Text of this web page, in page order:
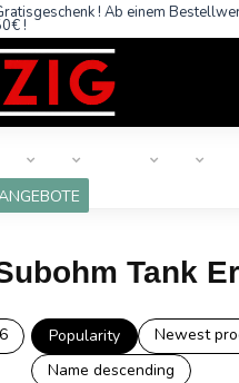
! Ab einem
!
Tank
Popularity Newest
Name descending